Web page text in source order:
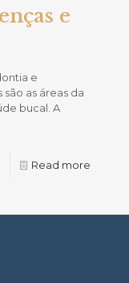
e
e
as áreas da
bucal. A
Read more